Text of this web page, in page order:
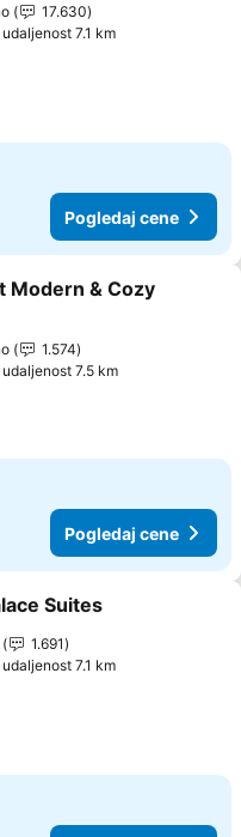
17.630
7.1 km
Pogledaj cene
u favorite
Modern & Cozy
1.574
7.5 km
Pogledaj cene
u favorite
Suites
1.691
7.1 km